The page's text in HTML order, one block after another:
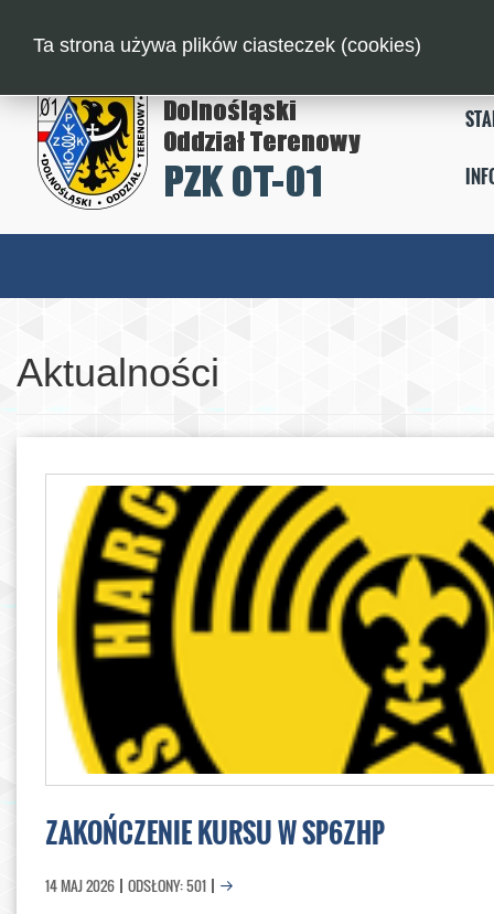
Aktualności
ZAKOŃCZENIE KURSU W SP6ZHP
14 MAJ 2026 ODSŁONY: 501
Ta strona używa plików ciasteczek (cookies)